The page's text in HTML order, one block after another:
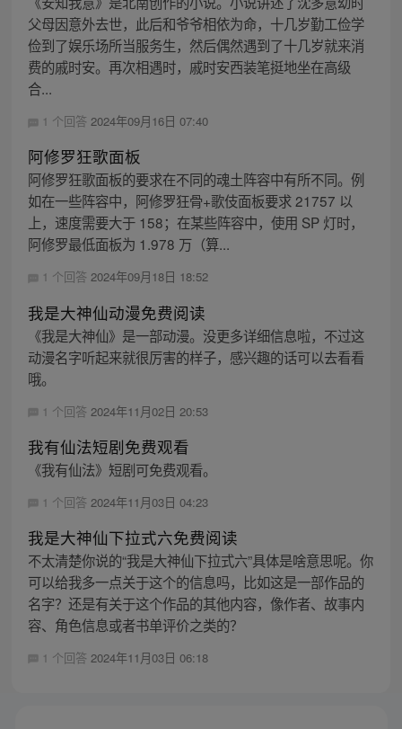
父母因意外去世，此后和爷爷相依为命，十几岁勤工俭学
俭到了娱乐场所当服务生，然后偶然遇到了十几岁就来消
费的戚时安。再次相遇时，戚时安西装笔挺地坐在高级
合...
1 个回答 2024年09月16日 07:40
阿修罗狂歌面板
阿修罗狂歌面板的要求在不同的魂土阵容中有所不同。例
如在一些阵容中，阿修罗狂骨+歌伎面板要求 21757 以
上，速度需要大于 158；在某些阵容中，使用 SP 灯时，
阿修罗最低面板为 1.978 万（算...
1 个回答 2024年09月18日 18:52
我是大神仙动漫免费阅读
《我是大神仙》是一部动漫。没更多详细信息啦，不过这
动漫名字听起来就很厉害的样子，感兴趣的话可以去看看
哦。
1 个回答 2024年11月02日 20:53
我有仙法短剧免费观看
《我有仙法》短剧可免费观看。
1 个回答 2024年11月03日 04:23
我是大神仙下拉式六免费阅读
不太清楚你说的“我是大神仙下拉式六”具体是啥意思呢。你
可以给我多一点关于这个的信息吗，比如这是一部作品的
名字？还是有关于这个作品的其他内容，像作者、故事内
容、角色信息或者书单评价之类的？
1 个回答 2024年11月03日 06:18